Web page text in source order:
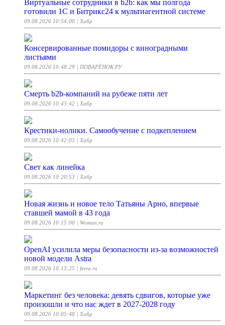
Виртуальные сотрудники в b2b: как мы полгода
готовили 1С и Битрикс24 к мультиагентной системе
09.08.2026 10:54:00 | Хабр
Консервированные помидоры с виноградными
листьями
09.08.2026 10:48:29 | ПОВАРЁНОК.РУ
Смерть b2b-компаний на рубеже пяти лет
09.08.2026 10:43:42 | Хабр
Крестики-нолики. Самообучение с подкеплением
09.08.2026 10:42:03 | Хабр
Свет как линейка
09.08.2026 10:20:53 | Хабр
Новая жизнь и новое тело Татьяны Арно, впервые
ставшей мамой в 43 года
09.08.2026 10:15:00 | Woman.ru
OpenAI усилила меры безопасности из-за возможностей
новой модели Astra
09.08.2026 10:13:25 | ferra.ru
Маркетинг без человека: девять сдвигов, которые уже
произошли и что нас ждет в 2027-2028 году
09.08.2026 10:05:48 | Хабр